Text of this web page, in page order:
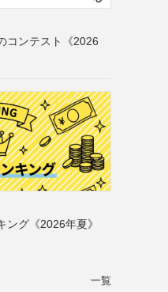
コンテスト《2026
グ《2026年夏》
一覧